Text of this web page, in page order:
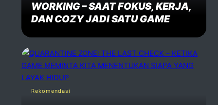
WORKING – SAAT FOKUS, KERJA,
DAN COZY JADI SATU GAME
Rekomendasi